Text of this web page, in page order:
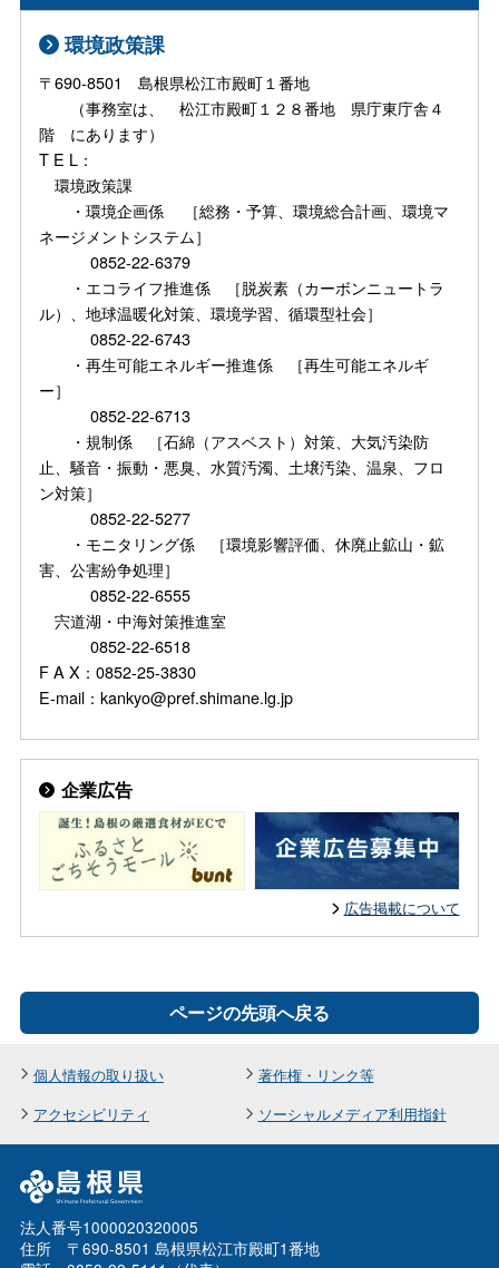
環境政策課
〒690-8501 島根県松江市殿町１番地
（事務室は、 松江市殿町１２８番地 県庁東庁舎４
階 にあります）
T E L：
環境政策課
・環境企画係 ［総務・予算、環境総合計画、環境マ
ネージメントシステム］
0852-22-6379
・エコライフ推進係 ［脱炭素（カーボンニュートラ
ル）、地球温暖化対策、環境学習、循環型社会］
0852-22-6743
・再生可能エネルギー推進係 ［再生可能エネルギ
ー］
0852-22-6713
・規制係 ［石綿（アスベスト）対策、大気汚染防
止、騒音・振動・悪臭、水質汚濁、土壌汚染、温泉、フロ
ン対策］
0852-22-5277
・モニタリング係 ［環境影響評価、休廃止鉱山・鉱
害、公害紛争処理］
0852-22-6555
宍道湖・中海対策推進室
0852-22-6518
F A X：0852-25-3830
E-mail：kankyo@pref.shimane.lg.jp
企業広告
広告掲載について
ページの先頭へ戻る
個人情報の取り扱い
著作権・リンク等
アクセシビリティ
ソーシャルメディア利用指針
法人番号1000020320005
住所 〒690-8501 島根県松江市殿町1番地